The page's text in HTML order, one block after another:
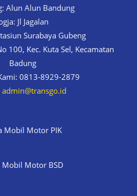
Alun Alun Bandung
Jl Jagalan
Surabaya Gubeng
100, Kec. Kuta Sel, Kecamatan
Badung
0813-8929-2879
admin@transgo.id
Mobil Motor PIK
Mobil Motor BSD